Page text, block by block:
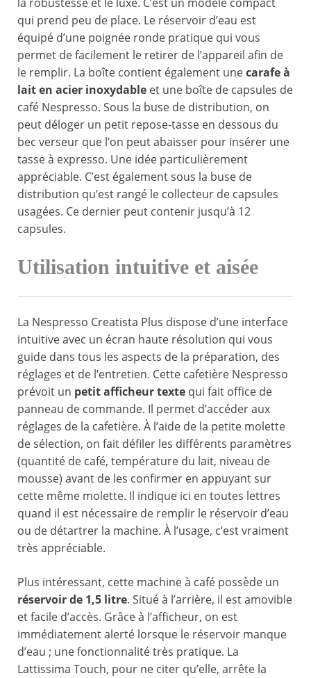
qui prend peu de place. Le réservoir d’eau est
équipé d’une poignée ronde pratique qui vous
permet de facilement le retirer de l’appareil afin de
le remplir. La boîte contient également unecarafe à
lait en acier inoxydable et une boîte de capsules de
café Nespresso. Sous la buse de distribution, on
peut déloger un petit repose-tasse en dessous du
bec verseur que l’on peut abaisser pour insérer une
tasse à expresso. Une idée particulièrement
appréciable. C’est également sous la buse de
distribution qu’est rangé le collecteur de capsules
usagées. Ce dernier peut contenir jusqu’à 12
capsules.
Utilisation intuitive et aisée
La Nespresso Creatista Plus dispose d’une interface
intuitive avec un écran haute résolution qui vous
guide dans tous les aspects de la préparation, des
réglages et de l’entretien. Cette cafetière Nespresso
prévoit un petit afficheur texte qui fait office de
panneau de commande. Il permet d’accéder aux
réglages de la cafetière. À l’aide de la petite molette
de sélection, on fait défiler les différents paramètres
(quantité de café, température du lait, niveau de
mousse) avant de les confirmer en appuyant sur
cette même molette. Il indique ici en toutes lettres
quand il est nécessaire de remplir le réservoir d’eau
ou de détartrer la machine. À l’usage, c’est vraiment
très appréciable.
Plus intéressant, cette machine à café possède un
réservoir de 1,5 litre. Situé à l’arrière, il est amovible
et facile d’accès. Grâce à l’afficheur, on est
immédiatement alerté lorsque le réservoir manque
d’eau ; une fonctionnalité très pratique. La
Lattissima Touch, pour ne citer qu’elle, arrête la